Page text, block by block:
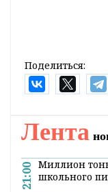
Поделиться:
Лента
21:00 Миллион
школьного